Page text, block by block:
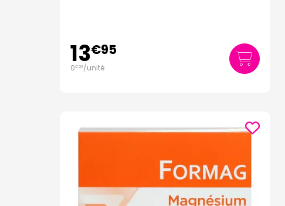
13€95
0€23/unité